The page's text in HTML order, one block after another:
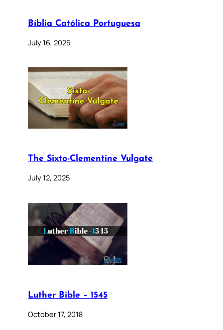
Bíblia Católica Portuguesa
July 16, 2025
The Sixto-Clementine Vulgate
July 12, 2025
Luther Bible – 1545
October 17, 2018